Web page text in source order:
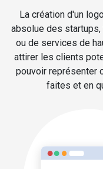
La création d'un
absolue des
ou de services de
attirer les clients
pouvoir représenter
faites et en